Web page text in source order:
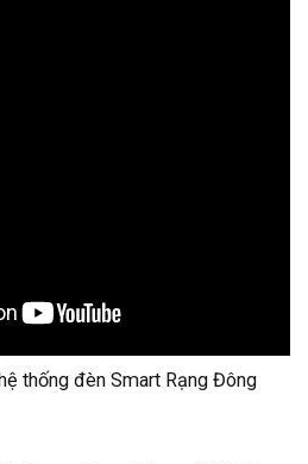
thống đèn Smart Rạng Đông